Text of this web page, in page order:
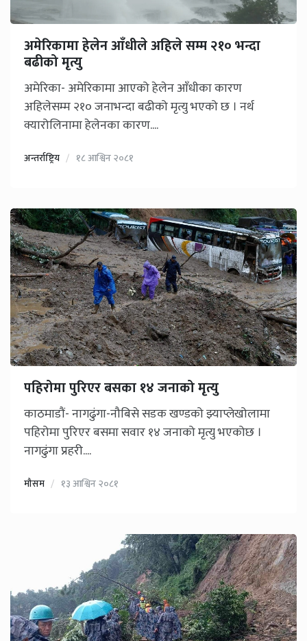
अमेरिकामा हेलेन आँधीले अहिले सम्म २१० भन्दा
बढीको मृत्यु
अमेरिका- अमेरिकामा आएको हेलेन आँधीका कारण
अहिलेसम्म २१० जनाभन्दा बढीको मृत्यु भएको छ । नर्थ
क्यारोलिनामा हेलेनका कारण....
अन्तर्राष्ट्रिय १८ आश्विन २०८१
पहिरोमा पुरिएर बसका १४ जनाको मृत्यु
काठमाडौं- नागढुंगा-नौबिसे सडक खण्डको झ्याप्लेखोलामा
पहिरोमा पुरिएर बसमा सवार १४ जनाको मृत्यु भएकोछ ।
नागढुंगा प्रहरी....
मौसम १३ आश्विन २०८१